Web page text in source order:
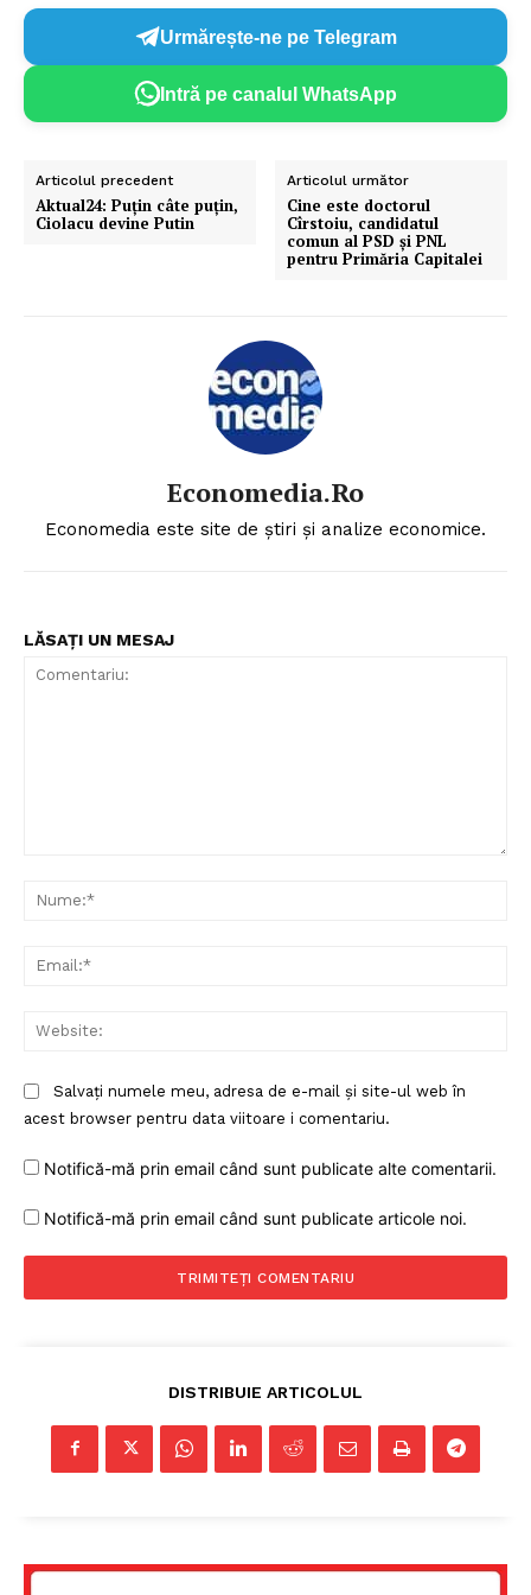
Urmărește-ne pe Telegram
Intră pe canalul WhatsApp
Articolul precedent
Aktual24: Puțin câte puțin,
Ciolacu devine Putin
Articolul următor
Cine este doctorul
Cîrstoiu, candidatul
comun al PSD și PNL
pentru Primăria Capitalei
Economedia.ro
Economedia este site de știri și analize economice.
LĂSAȚI UN MESAJ
Salvați numele meu, adresa de e-mail și site-ul web în
acest browser pentru data viitoare i comentariu.
Notifică-mă prin email când sunt publicate alte comentarii.
Notifică-mă prin email când sunt publicate articole noi.
DISTRIBUIE ARTICOLUL